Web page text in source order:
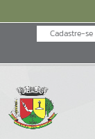
Cadastre-se